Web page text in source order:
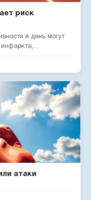
риск
в день могут
инфаркта,
атаки